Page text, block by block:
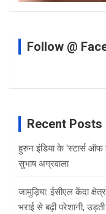
Follow @
Recent Posts
हुरुन इंडिया के ‘स्टार्स
सुभाष अग्रवाला
जामुड़िया: ईसीएल केंदा
भराई से बढ़ी परेशानी,